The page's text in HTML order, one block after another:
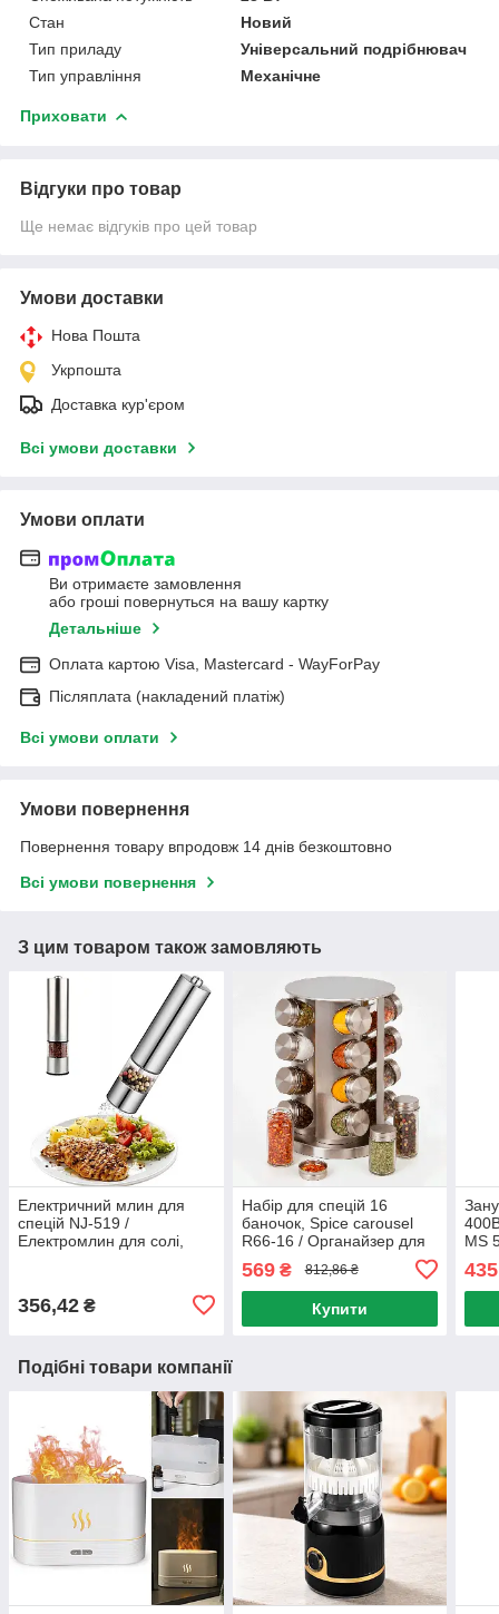
Стан
Новий
Тип приладу
Універсальний подрібнювач
Тип управління
Механічне
Приховати
Відгуки про товар
Ще немає відгуків про цей товар
Умови доставки
Нова Пошта
Укрпошта
Доставка кур'єром
Всі умови доставки
Умови оплати
Ви отримаєте замовлення
або гроші повернуться на вашу картку
Детальніше
Оплата картою Visa, Mastercard - WayForPay
Післяплата (накладений платіж)
Всі умови оплати
Умови повернення
Повернення товару впродовж 14 днів безкоштовно
Всі умови повернення
З цим товаром також замовляють
Електричний млин для
спецій NJ-519 /
Електромлин для солі,
356,42 ₴
Набір для спецій 16
баночок, Spice carousel
R66-16 / Органайзер для
підставці / Карусель для
спецій
569₴ 812,86 ₴
Купити
MS
435
Подібні товари компанії